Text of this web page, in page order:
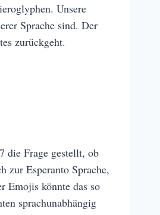
Unsere
Sprache sind. Der
zurückgeht.
die Frage gestellt, ob
zur Esperanto Sprache,
Emojis könnte das so
sprachunabhängig